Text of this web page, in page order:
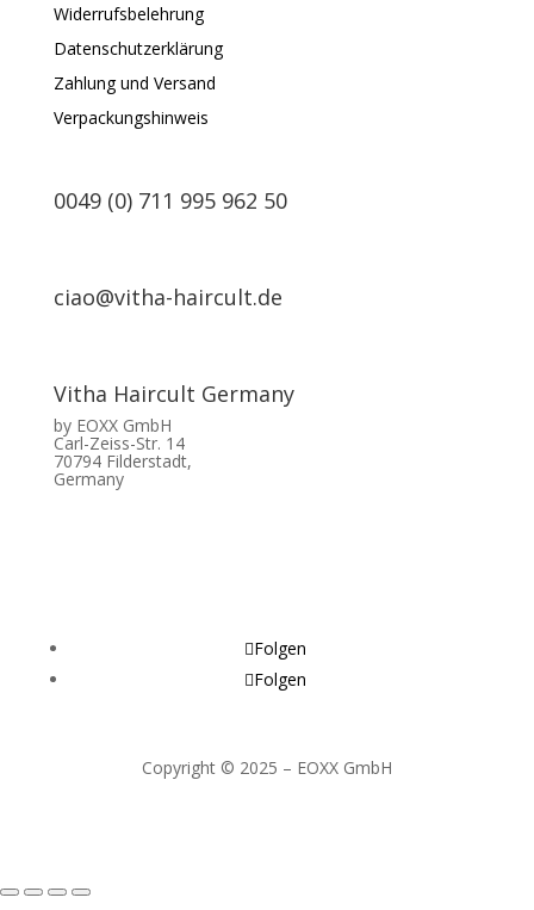
Widerrufsbelehrung
Datenschutzerklärung
Zahlung und Versand
Verpackungshinweis
0049 (0) 711 995 962 50
ciao@vitha-haircult.de
Vitha Haircult Germany
by EOXX GmbH
Carl-Zeiss-Str. 14
70794 Filderstadt,
Germany
Folgen
Folgen
Copyright © 2025 – EOXX GmbH